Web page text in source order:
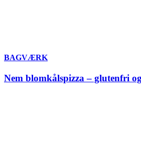
BAGVÆRK
Nem blomkålspizza – glutenfri